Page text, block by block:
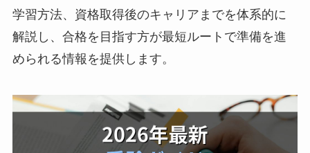
学習方法、資格取得後のキャリアまでを体系的に
解説し、合格を目指す方が最短ルートで準備を進
められる情報を提供します。